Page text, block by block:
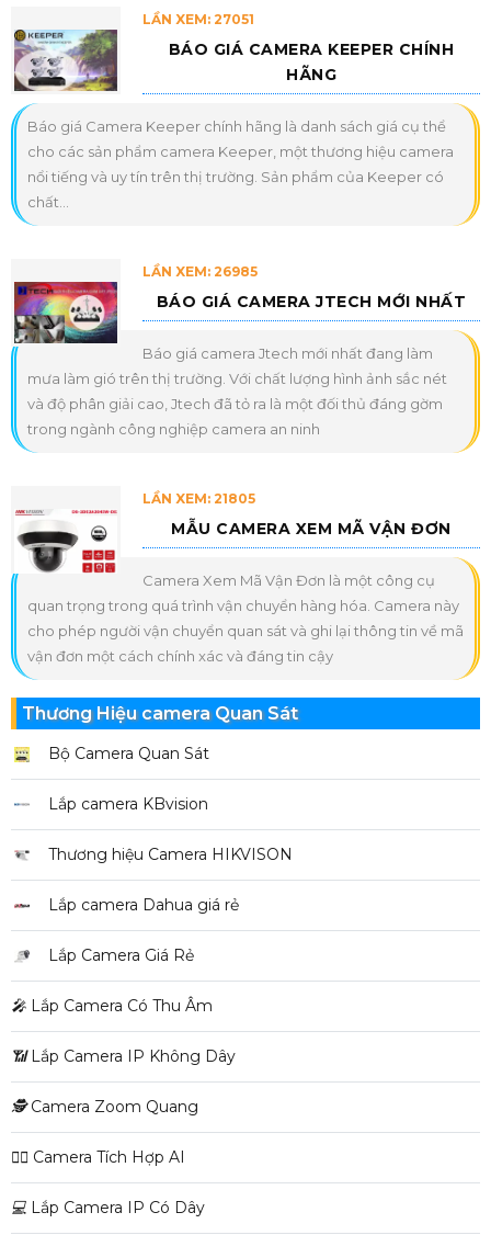
LẦN XEM: 27051
BÁO GIÁ CAMERA KEEPER CHÍNH
HÃNG
Báo giá Camera Keeper chính hãng là danh sách giá cụ thể
cho các sản phẩm camera Keeper, một thương hiệu camera
nổi tiếng và uy tín trên thị trường. Sản phẩm của Keeper có
chất...
LẦN XEM: 26985
BÁO GIÁ CAMERA JTECH MỚI NHẤT
Báo giá camera Jtech mới nhất đang làm
mưa làm gió trên thị trường. Với chất lượng hình ảnh sắc nét
và độ phân giải cao, Jtech đã tỏ ra là một đối thủ đáng gờm
trong ngành công nghiệp camera an ninh
LẦN XEM: 21805
MẪU CAMERA XEM MÃ VẬN ĐƠN
Camera Xem Mã Vận Đơn là một công cụ
quan trọng trong quá trình vận chuyển hàng hóa. Camera này
cho phép người vận chuyển quan sát và ghi lại thông tin về mã
vận đơn một cách chính xác và đáng tin cậy
Thương Hiệu camera Quan Sát
Bộ Camera Quan Sát
Lắp camera KBvision
Thương hiệu Camera HIKVISON
Lắp camera Dahua giá rẻ
Lắp Camera Giá Rẻ
️🎤️ Lắp Camera Có Thu Âm
📶 Lắp Camera IP Không Dây
🕵️Camera Zoom Quang
🧛‍♀️ Camera Tích Hợp AI
💻 Lắp Camera IP Có Dây